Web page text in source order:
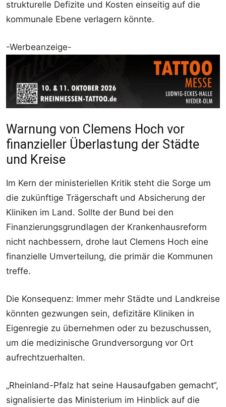
strukturelle Defizite und Kosten einseitig auf die
kommunale Ebene verlagern könnte.
-Werbeanzeige-
Warnung von Clemens Hoch vor
finanzieller Überlastung der Städte
und Kreise
Im Kern der ministeriellen Kritik steht die Sorge um
die zukünftige Trägerschaft und Absicherung der
Kliniken im Land. Sollte der Bund bei den
Finanzierungsgrundlagen der Krankenhausreform
nicht nachbessern, drohe laut Clemens Hoch eine
finanzielle Umverteilung, die primär die Kommunen
treffe.
Die Konsequenz: Immer mehr Städte und Landkreise
könnten gezwungen sein, defizitäre Kliniken in
Eigenregie zu übernehmen oder zu bezuschussen,
um die medizinische Grundversorgung vor Ort
aufrechtzuerhalten.
„Rheinland-Pfalz hat seine Hausaufgaben gemacht“,
signalisierte das Ministerium im Hinblick auf die